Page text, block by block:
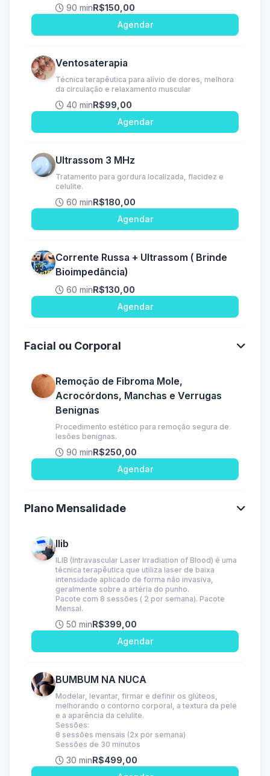
90 minR$150,00
Agendar
Ventosaterapia
Técnica terapêutica para alívio de dores, melhora
da circulação e relaxamento muscular
40 minR$99,00
Agendar
Ultrassom 3 MHz
Tratamento para gordura localizada, flacidez e
celulite.
60 minR$180,00
Agendar
Corrente Russa + Ultrassom ( Brinde
Bioimpedância)
60 minR$130,00
Agendar
Facial ou Corporal
Remoção de Fibroma Mole,
Acrocórdons, Manchas e Verrugas
Benignas
Procedimento estético para remoção segura de
lesões benignas.
90 minR$250,00
Agendar
Plano Mensalidade
Ilib
ILIB (Intravascular Laser Irradiation of Blood) é uma
técnica terapêutica que utiliza laser de baixa
intensidade aplicado de forma não invasiva,
geralmente sobre a artéria do punho.
Pacote com 8 sessões ( 2 por semana). Pacote
Mensal.
50 minR$399,00
Agendar
BUMBUM NA NUCA
Modelar, levantar, firmar e definir os glúteos,
melhorando o contorno corporal, a textura da pele
e a aparência da celulite.
Sessões:
8 sessões mensais (2x por semana)
Sessões de 30 minutos
30 minR$499,00